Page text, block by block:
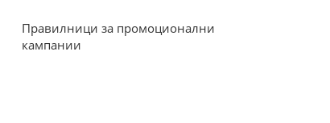
Правилници за промоционални
кампании